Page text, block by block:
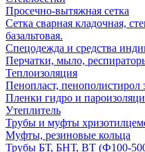
Просечно-вытяжная сетка
Сетка сварная кладочная,
базальтовая.
Спецодежда и средства
Перчатки, мыло,
Теплоизоляция
Пенопласт,
Пленки гидро и
Утеплитель
Трубы и муфты
Муфты, резиновые кольца
Трубы БТ, БНТ, ВТ (Ф100-